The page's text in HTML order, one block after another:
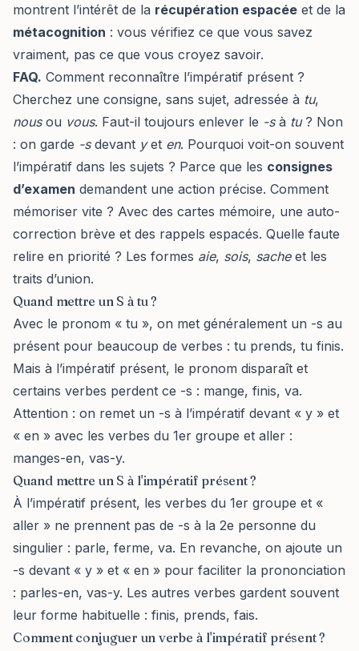
montrent l’intérêt de la récupération espacée et de la
métacognition : vous vérifiez ce que vous savez
vraiment, pas ce que vous croyez savoir.
FAQ. Comment reconnaître l’impératif présent ?
Cherchez une consigne, sans sujet, adressée à tu,
nousou vous. Faut-il toujours enlever le -sà tu? Non
: on garde -sdevant yet en. Pourquoi voit-on souvent
l’impératif dans les sujets ? Parce que les consignes
d’examen demandent une action précise. Comment
mémoriser vite ? Avec des cartes mémoire, une auto-
correction brève et des rappels espacés. Quelle faute
relire en priorité ? Les formes aie, sois, sacheet les
traits d’union.
Quand mettre un S à tu ?
Avec le pronom « tu », on met généralement un -s au
présent pour beaucoup de verbes : tu prends, tu finis.
Mais à l’impératif présent, le pronom disparaît et
certains verbes perdent ce -s : mange, finis, va.
Attention : on remet un -s à l’impératif devant « y » et
« en » avec les verbes du 1er groupe et aller :
manges-en, vas-y.
Quand mettre un S à l'impératif présent ?
À l’impératif présent, les verbes du 1er groupe et «
aller » ne prennent pas de -s à la 2e personne du
singulier : parle, ferme, va. En revanche, on ajoute un
-s devant « y » et « en » pour faciliter la prononciation
: parles-en, vas-y. Les autres verbes gardent souvent
leur forme habituelle : finis, prends, fais.
Comment conjuguer un verbe à l'impératif présent ?